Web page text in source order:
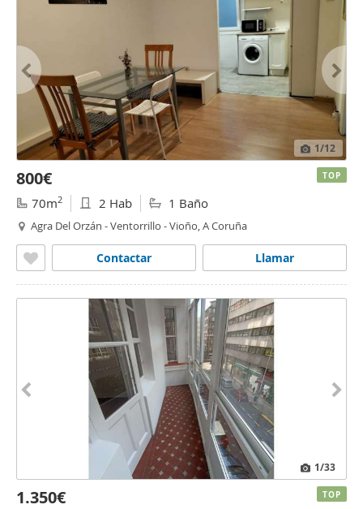
1/12
800€
70m2 2 Hab 1 Baño
Agra Del Orzán - Ventorrillo - Vioño, A Coruña
Llamar
Contactar
TOP
1/33
1.350€ TOP